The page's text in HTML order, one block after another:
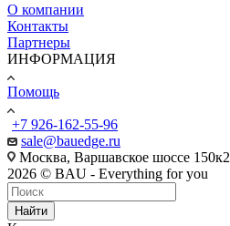
О компании
Контакты
Партнеры
ИНФОРМАЦИЯ
Помощь
+7 926-162-55-96
sale@bauedge.ru
Москва, Варшавское шоссе 150к2
2026 © BAU - Everything for you
Найти